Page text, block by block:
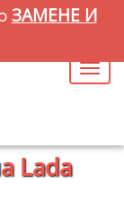
ЗАМЕНЕ И
Lada